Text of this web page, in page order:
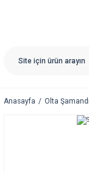
Anasayfa Olta